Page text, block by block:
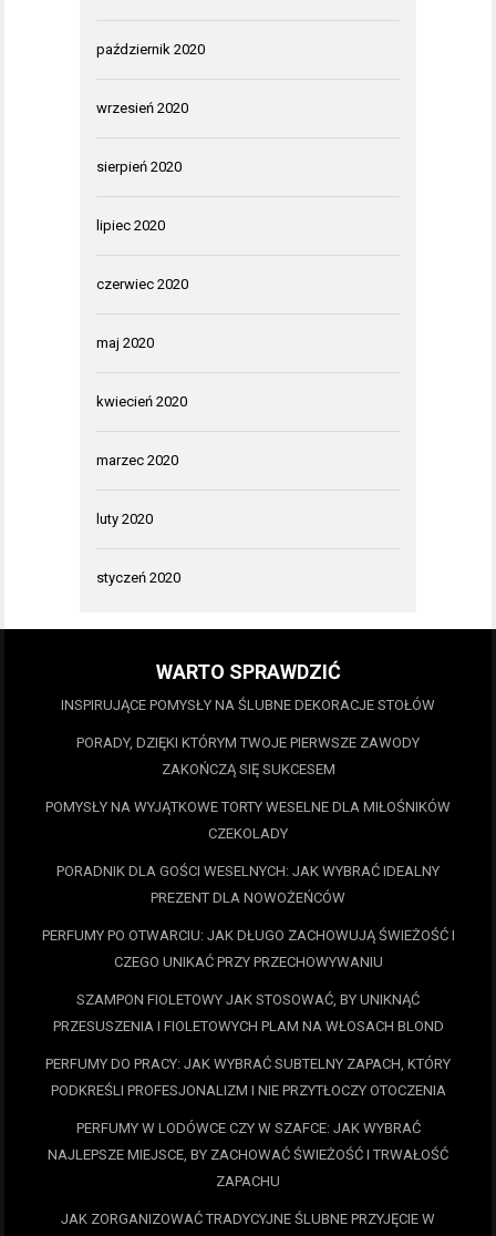
październik 2020
wrzesień 2020
sierpień 2020
lipiec 2020
czerwiec 2020
maj 2020
kwiecień 2020
marzec 2020
luty 2020
styczeń 2020
WARTO SPRAWDZIĆ
INSPIRUJĄCE POMYSŁY NA ŚLUBNE DEKORACJE STOŁÓW
PORADY, DZIĘKI KTÓRYM TWOJE PIERWSZE ZAWODY
ZAKOŃCZĄ SIĘ SUKCESEM
POMYSŁY NA WYJĄTKOWE TORTY WESELNE DLA MIŁOŚNIKÓW
CZEKOLADY
PORADNIK DLA GOŚCI WESELNYCH: JAK WYBRAĆ IDEALNY
PREZENT DLA NOWOŻEŃCÓW
PERFUMY PO OTWARCIU: JAK DŁUGO ZACHOWUJĄ ŚWIEŻOŚĆ I
CZEGO UNIKAĆ PRZY PRZECHOWYWANIU
SZAMPON FIOLETOWY JAK STOSOWAĆ, BY UNIKNĄĆ
PRZESUSZENIA I FIOLETOWYCH PLAM NA WŁOSACH BLOND
PERFUMY DO PRACY: JAK WYBRAĆ SUBTELNY ZAPACH, KTÓRY
PODKREŚLI PROFESJONALIZM I NIE PRZYTŁOCZY OTOCZENIA
PERFUMY W LODÓWCE CZY W SZAFCE: JAK WYBRAĆ
NAJLEPSZE MIEJSCE, BY ZACHOWAĆ ŚWIEŻOŚĆ I TRWAŁOŚĆ
ZAPACHU
JAK ZORGANIZOWAĆ TRADYCYJNE ŚLUBNE PRZYJĘCIE W